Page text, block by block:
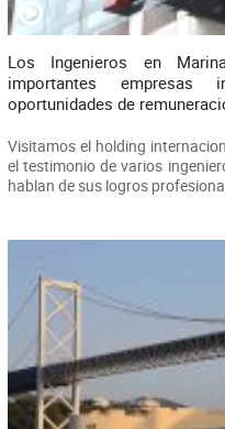
Los Ingenieros en
importantes empresas
oportunidades de
Visitamos el holding
el testimonio de varios
hablan de sus logros